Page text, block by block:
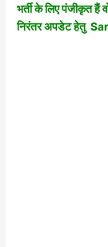
भर्ती के लिए पंजीकृत हैं
निरंतर अपडेट हेतु